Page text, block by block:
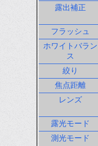
露出補正
フラッシュ
ホワイトバラン
ス
絞り
焦点距離
レンズ
露光モード
測光モード